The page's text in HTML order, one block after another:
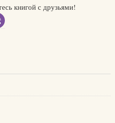
книгой с друзьями!